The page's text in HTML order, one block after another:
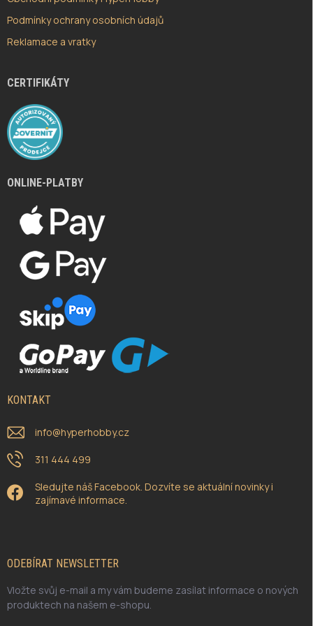
Podmínky ochrany osobních údajů
Reklamace a vratky
CERTIFIKÁTY
ONLINE-PLATBY
KONTAKT
info@hyperhobby.cz
311 444 499
Sledujte náš Facebook. Dozvíte se aktuální novinky i
zajímavé informace.
ODEBÍRAT NEWSLETTER
Vložte svůj e-mail a my vám budeme zasílat informace o nových
produktech na našem e-shopu.